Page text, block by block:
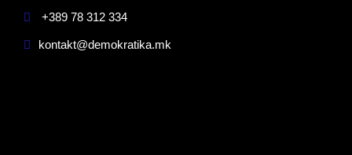
+389 78 312 334
kontakt@demokratika.mk